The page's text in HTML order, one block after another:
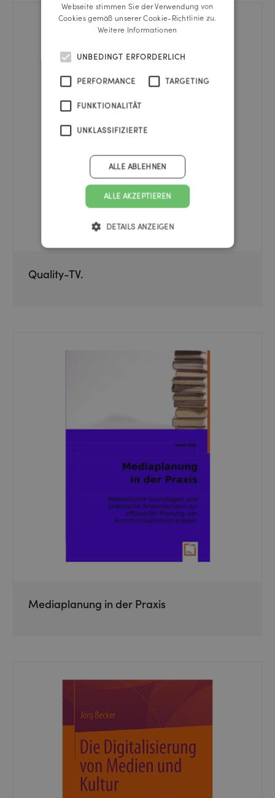
Quality-TV.
Mediaplanung in der Praxis
Webseite stimmen Sie der Verwendung von
Cookies gemäß unserer Cookie-Richtlinie zu.
Weitere Informationen
UNBEDINGT ERFORDERLICH
PERFORMANCE TARGETING
FUNKTIONALITÄT
UNKLASSIFIZIERTE
ALLE AKZEPTIEREN
ALLE ABLEHNEN
DETAILS ANZEIGEN